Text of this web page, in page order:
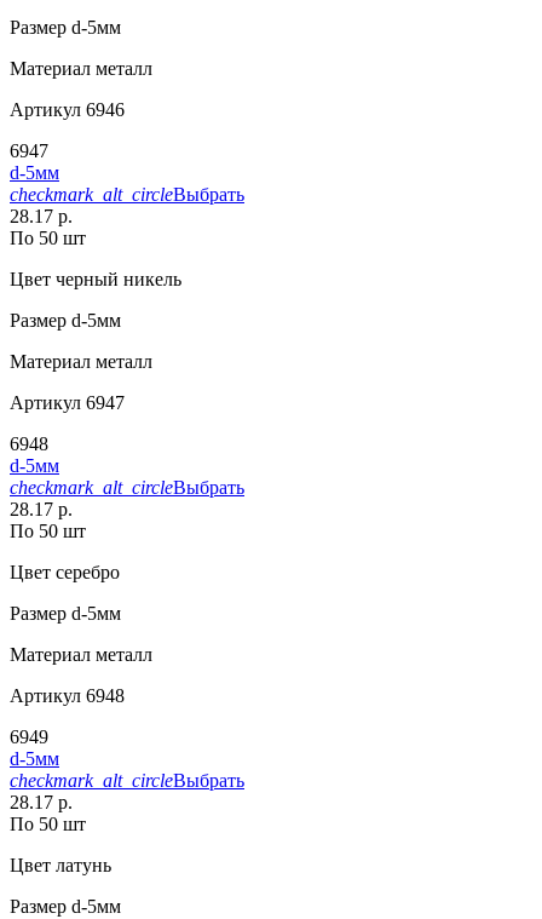
Размер d-5мм
Материал металл
Артикул 6946
6947
d-5мм
checkmark_alt_circleВыбрать
28.17 р.
По 50 шт
Цвет черный никель
Размер d-5мм
Материал металл
Артикул 6947
6948
d-5мм
checkmark_alt_circleВыбрать
28.17 р.
По 50 шт
Цвет серебро
Размер d-5мм
Материал металл
Артикул 6948
6949
d-5мм
checkmark_alt_circleВыбрать
28.17 р.
По 50 шт
Цвет латунь
Размер d-5мм